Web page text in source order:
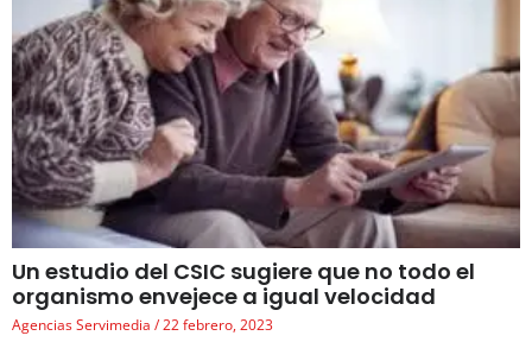
Un estudio del CSIC sugiere que no todo el
organismo envejece a igual velocidad
Agencias Servimedia 22 febrero, 2023